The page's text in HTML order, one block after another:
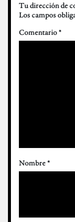
Tu dirección de
Los campos
Comentario*
Nombre*